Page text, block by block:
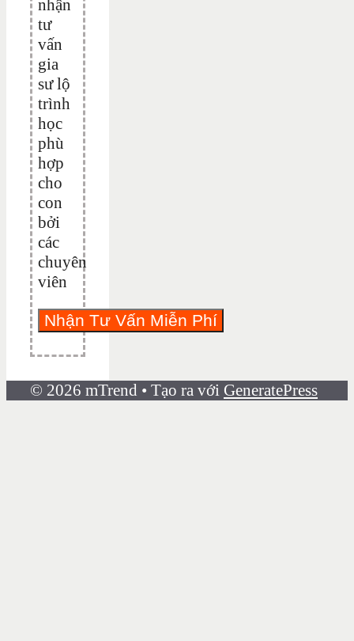
nhận
tư
vấn
gia
sư lộ
trình
học
phù
hợp
cho
con
bởi
các
chuyên
viên
© 2026 mTrend • Tạo ra với GeneratePress